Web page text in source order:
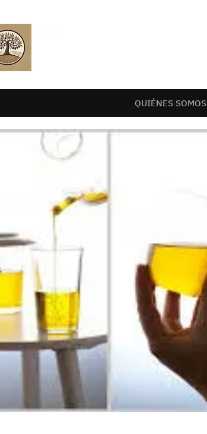
QUIÉNES SOMOS